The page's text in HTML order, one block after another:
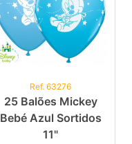
Ref. 63276
25 Balões Mickey
Bebé Azul Sortidos
11"